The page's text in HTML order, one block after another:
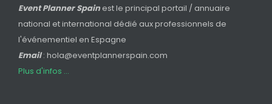
Event Planner Spain est le principal portail / annuaire
national et international dédié aux professionnels de
l'événementiel en Espagne
Email: hola@eventplannerspain.com
Plus d'infos ...